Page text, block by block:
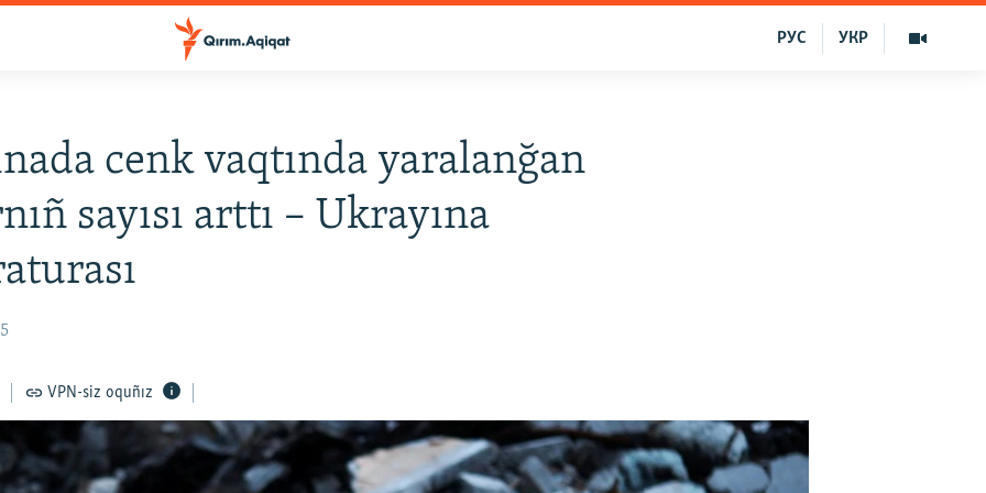
УКР
РУС
cenk vaqtında yaralanğan
sayısı arttı – Ukrayına
VPN-siz oquñız